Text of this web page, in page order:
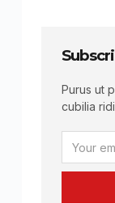
Purus ut
cubilia